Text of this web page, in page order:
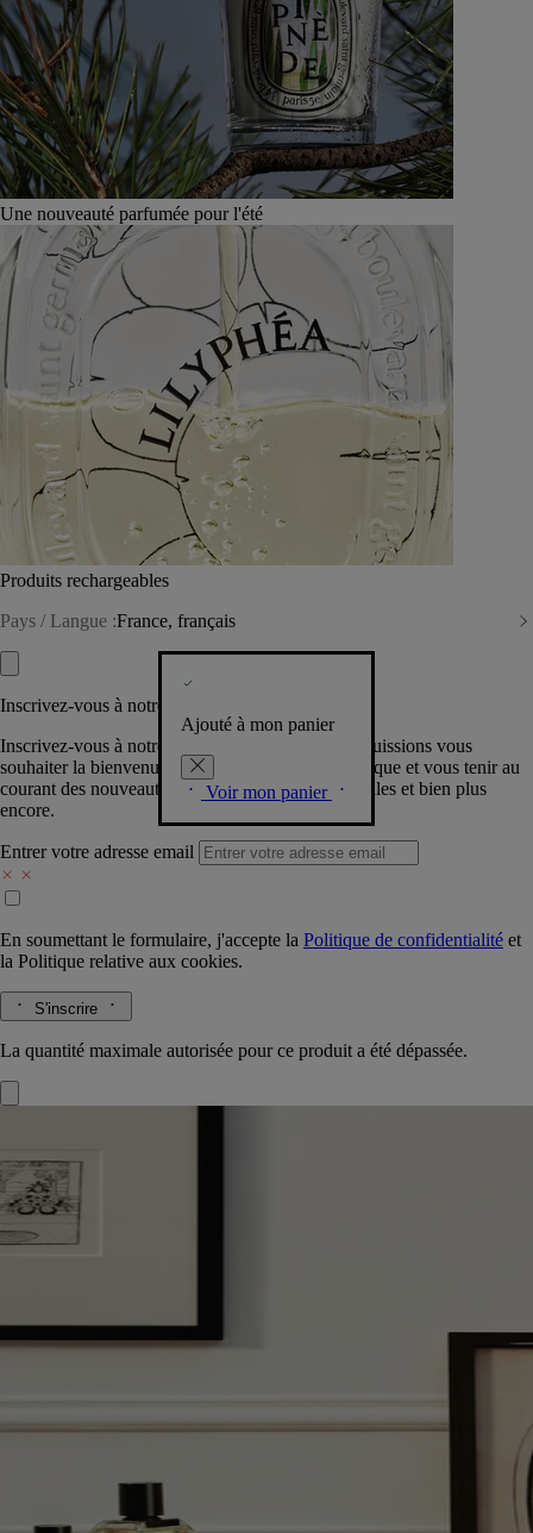
Une nouveauté parfumée pour l'été
Produits rechargeables
Pays / Langue :France, français
Ajouté à mon panier
Voir mon panier
Inscrivez-vous à notre Newsletter
Inscrivez-vous à notre newsletter pour que nous puissions vous
souhaiter la bienvenue dans la communauté Diptyque et vous tenir au
courant des nouveautés, événements, offres spéciales et bien plus
encore.
Entrer votre adresse email
En soumettant le formulaire, j'accepte la Politique de confidentialité et
la Politique relative aux cookies.
S'inscrire
La quantité maximale autorisée pour ce produit a été dépassée.